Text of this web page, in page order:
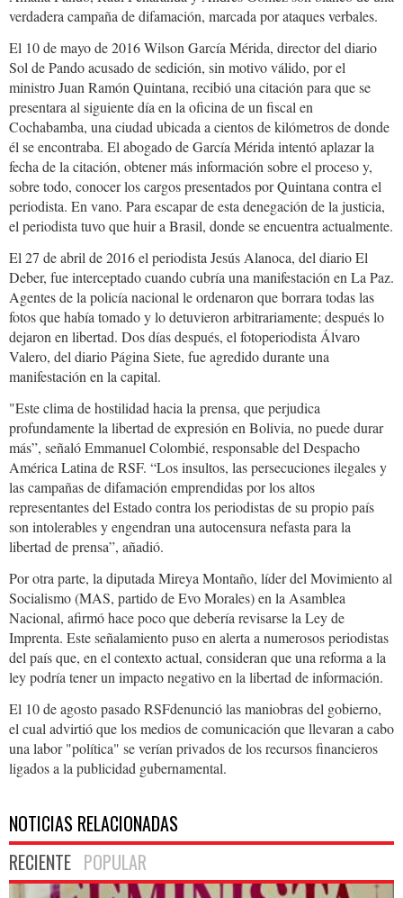
verdadera campaña de difamación, marcada por ataques verbales.
El 10 de mayo de 2016 Wilson García Mérida, director del diario
Sol de Pando acusado de sedición, sin motivo válido, por el
ministro Juan Ramón Quintana, recibió una citación para que se
presentara al siguiente día en la oficina de un fiscal en
Cochabamba, una ciudad ubicada a cientos de kilómetros de donde
él se encontraba. El abogado de García Mérida intentó aplazar la
fecha de la citación, obtener más información sobre el proceso y,
sobre todo, conocer los cargos presentados por Quintana contra el
periodista. En vano. Para escapar de esta denegación de la justicia,
el periodista tuvo que huir a Brasil, donde se encuentra actualmente.
El 27 de abril de 2016 el periodista Jesús Alanoca, del diario El
Deber, fue interceptado cuando cubría una manifestación en La Paz.
Agentes de la policía nacional le ordenaron que borrara todas las
fotos que había tomado y lo detuvieron arbitrariamente; después lo
dejaron en libertad. Dos días después, el fotoperiodista Álvaro
Valero, del diario Página Siete, fue agredido durante una
manifestación en la capital.
"Este clima de hostilidad hacia la prensa, que perjudica
profundamente la libertad de expresión en Bolivia, no puede durar
más”, señaló Emmanuel Colombié, responsable del Despacho
América Latina de RSF. “Los insultos, las persecuciones ilegales y
las campañas de difamación emprendidas por los altos
representantes del Estado contra los periodistas de su propio país
son intolerables y engendran una autocensura nefasta para la
libertad de prensa”, añadió.
Por otra parte, la diputada Mireya Montaño, líder del Movimiento al
Socialismo (MAS, partido de Evo Morales) en la Asamblea
Nacional, afirmó hace poco que debería revisarse la Ley de
Imprenta. Este señalamiento puso en alerta a numerosos periodistas
del país que, en el contexto actual, consideran que una reforma a la
ley podría tener un impacto negativo en la libertad de información.
El 10 de agosto pasado RSFdenunció las maniobras del gobierno,
el cual advirtió que los medios de comunicación que llevaran a cabo
una labor "política" se verían privados de los recursos financieros
ligados a la publicidad gubernamental.
NOTICIAS RELACIONADAS
RECIENTE POPULAR